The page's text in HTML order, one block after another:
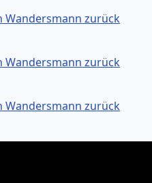
Wandersmann zurück
Wandersmann zurück
Wandersmann zurück